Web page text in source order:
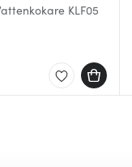
KLF05